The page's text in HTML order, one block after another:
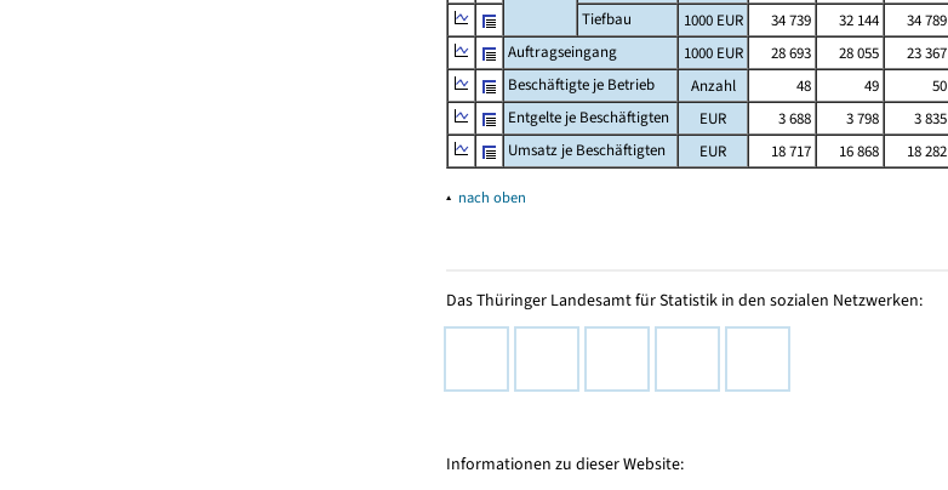
Tiefbau
1000 EUR 34 739 32 144 34 789
Auftragseingang
1000 EUR 28 693 28 055 23 367
Beschäftigte je Betrieb
Anzahl 48 49 50
Entgelte je Beschäftigten
EUR 3 688 3 798 3 835
Umsatz je Beschäftigten
EUR 18 717 16 868 18 282
▴ nach oben
Das Thüringer Landesamt für Statistik in den sozialen Netzwerken:
Informationen zu dieser Website: